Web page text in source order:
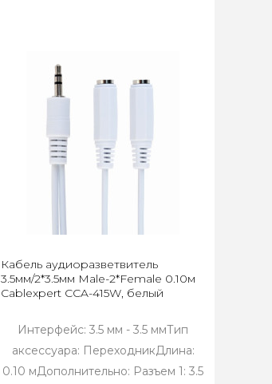
Кабель аудиоразветвитель
3.5мм/2*3.5мм Male-2*Female 0.10м
Cablexpert CCA-415W, белый
Интерфейс: 3.5 мм - 3.5 ммТип
аксессуара: ПереходникДлина:
0.10 мДополнительно: Разъем 1: 3.5